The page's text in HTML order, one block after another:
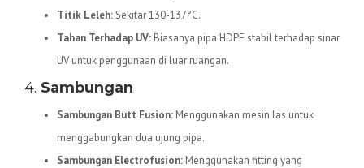
Titik Leleh:Sekitar 130-137°C.
Tahan Terhadap UV: Biasanya pipa HDPE stabil terhadap sinar
UV untuk penggunaan di luar ruangan.
4. Sambungan
Sambungan Butt Fusion: Menggunakan mesin las untuk
menggabungkan dua ujung pipa.
Sambungan Electrofusion: Menggunakan fitting yang